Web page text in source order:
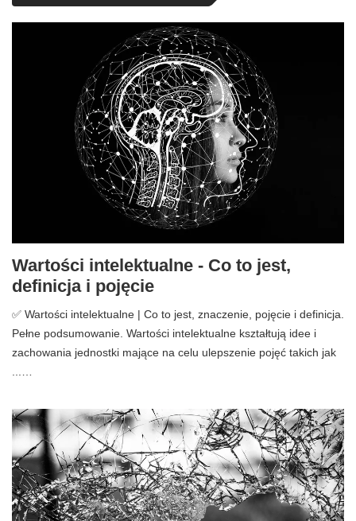
Wartości intelektualne - Co to jest,
definicja i pojęcie
✅ Wartości intelektualne | Co to jest, znaczenie, pojęcie i definicja.
Pełne podsumowanie. Wartości intelektualne kształtują idee i
zachowania jednostki mające na celu ulepszenie pojęć takich jak